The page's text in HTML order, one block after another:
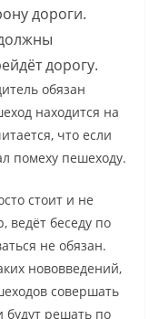
дороги.
дорогу.
обязан
находится на
что если
помеху пешеходу.
стоит и не
ведёт беседу по
не обязан.
нововведений,
совершать
будут решать по